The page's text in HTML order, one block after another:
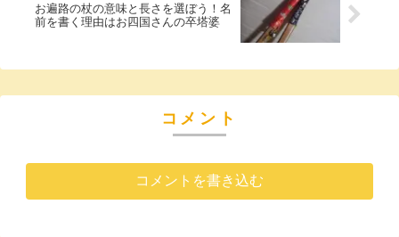
お遍路の杖の意味と長さを選ぼう！名
前を書く理由はお四国さんの卒塔婆
コメント
コメントを書き込む